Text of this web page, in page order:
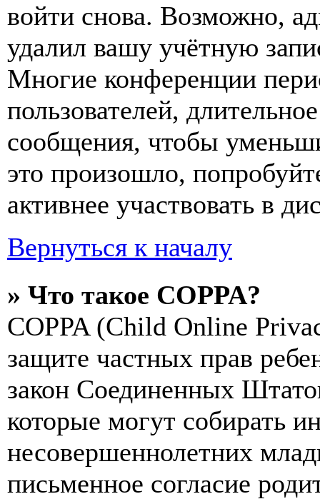
войти снова. Возможно,
удалил вашу учётную
Многие конференции
пользователей,
сообщения, чтобы
это произошло,
активнее участвовать в
Вернуться к началу
» Что такое COPPA?
COPPA (Child Online
защите частных прав
закон Соединенных
которые могут собирать
несовершеннолетних
письменное согласие